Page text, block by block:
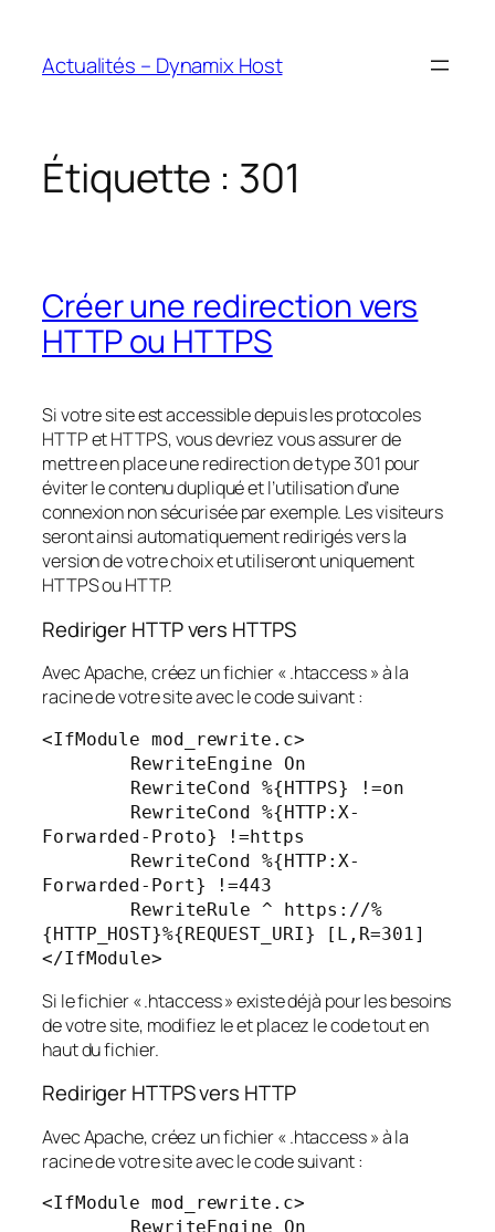
contenu
Actualités – Dynamix Host
Étiquette : 301
Créer une redirection vers
HTTP ou HTTPS
Si votre site est accessible depuis les protocoles
HTTP et HTTPS, vous devriez vous assurer de
mettre en place une redirection de type 301 pour
éviter le contenu dupliqué et l’utilisation d’une
connexion non sécurisée par exemple. Les visiteurs
seront ainsi automatiquement redirigés vers la
version de votre choix et utiliseront uniquement
HTTPS ou HTTP.
Rediriger HTTP vers HTTPS
Avec Apache, créez un fichier « .htaccess » à la
racine de votre site avec le code suivant :
<IfModule mod_rewrite.c>
Forwarded-Proto} !=https
Forwarded-Port} !=443
{HTTP_HOST}%{REQUEST_URI} [L,R=301]
</IfModule>
Si le fichier « .htaccess » existe déjà pour les besoins
de votre site, modifiez le et placez le code tout en
haut du fichier.
Rediriger HTTPS vers HTTP
Avec Apache, créez un fichier « .htaccess » à la
racine de votre site avec le code suivant :
<IfModule mod_rewrite.c>